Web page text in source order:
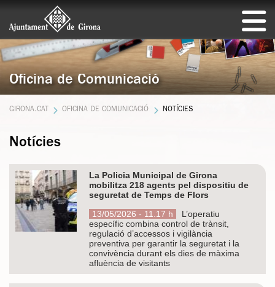
Oficina de Comunicació
GIRONA.CAT OFICINA DE COMUNICACIÓ NOTÍCIES
Notícies
La Policia Municipal de Girona
mobilitza 218 agents pel dispositiu de
seguretat de Temps de Flors
13/05/2026 - 11.17 h
L’operatiu
específic combina control de trànsit,
regulació d’accessos i vigilància
preventiva per garantir la seguretat i la
convivència durant els dies de màxima
afluència de visitants